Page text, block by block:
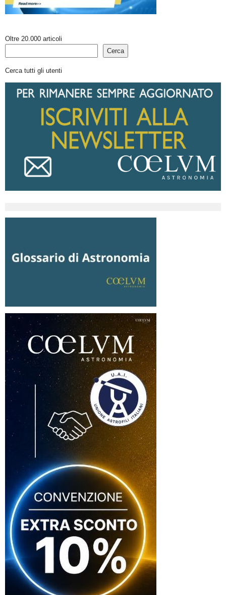
Oltre 20.000 articoli
Cerca
Cerca tutti gli utenti